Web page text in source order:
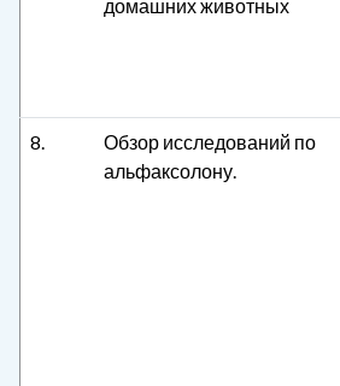
домашних животных
8.
Обзор исследований по
альфаксолону.